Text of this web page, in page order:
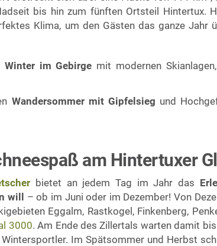
bis hin zum fünften Ortsteil Hintertux.
Klima, um den Gästen das ganze Jahr
Winter im Gebirge mit modernen
Wandersommer mit Gipfelsieg und
am Hintertuxer
bietet an jedem Tag im Jahr das
will
– ob im Juni oder im Dezember! Von
Eggalm, Rastkogel, Finkenberg,
3000. Am Ende des Zillertals warten damit
Im Spätsommer und Herbst